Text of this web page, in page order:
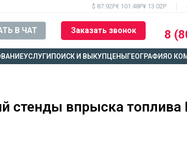
$ 87.92Р€ 101.48Р¥ 13.02Р
В ЧАТ Заказать звонок 8
УСЛУГИ ПОИСК И ВЫКУП ЦЕНЫ ГЕОГРАФИЯО
стенды впрыска топлива